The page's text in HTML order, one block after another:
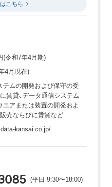
こちら
(令和7年4月期)
4月現在)
テムの開発および保守の受
賃貸、データ通信システム
エアまたは装置の開発およ
売ならびに賃貸など
kansai.co.jp/
(平日 9:30〜18:00)